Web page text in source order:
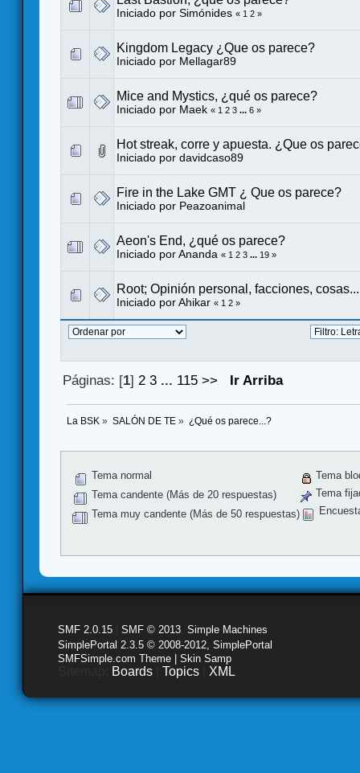
Iniciado por Simónides « 1 2 »
Kingdom Legacy ¿Que os parece?
Iniciado por Mellagar89
Mice and Mystics, ¿qué os parece?
Iniciado por Maek « 1 2 3 ... 6 »
Hot streak, corre y apuesta. ¿Que os
Iniciado por davidcaso89
Fire in the Lake GMT ¿ Que os parece?
Iniciado por Peazoanimal
Aeon's End, ¿qué os parece?
Iniciado por Ananda « 1 2 3 ... 19 »
Root; Opinión personal, facciones, cosas...
Iniciado por Ahikar « 1 2 »
Páginas: [1] 2 3 ... 115 >> Ir Arriba
La BSK » SALÓN DE TE» ¿Qué os parece...?
Tema normal
Tema candente (Más de 20 respuestas)
Tema muy candente (Más de 50 respuestas)
Tema
Tema
SMF 2.0.15 SMF © 2013 Simple Machines
SimplePortal 2.3.5 © 2008-2012, SimplePortal
SMFSimple.com Theme | Skin Samp
Boards Topics XML